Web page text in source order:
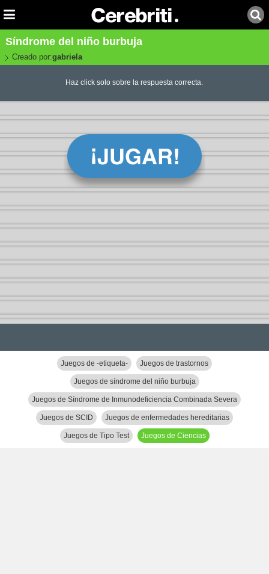
Síndrome del niño burbuja
Creado por:gabriela
Haz click solo sobre la respuesta correcta.
Juegos de -etiqueta- Juegos de trastornos
Juegos de síndrome del niño burbuja
Juegos de Síndrome de Inmunodeficiencia Combinada Severa
Juegos de SCID Juegos de enfermedades hereditarias
Juegos de Tipo Test Juegos de Ciencias